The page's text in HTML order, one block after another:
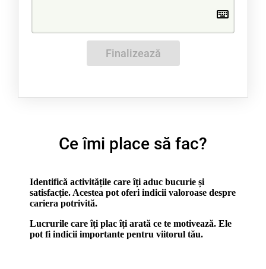
Finalizează
Ce îmi place să fac?
Identifică activitățile care îți aduc bucurie și
satisfacție. Acestea pot oferi indicii valoroase despre
cariera potrivită.
Lucrurile care îți plac îți arată ce te motivează. Ele
pot fi indicii importante pentru viitorul tău.